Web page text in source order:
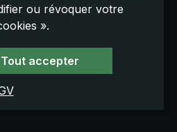
ou révoquer votre
».
Tout accepter